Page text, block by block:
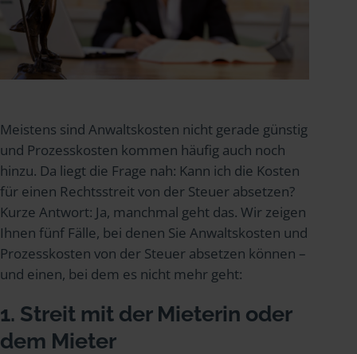
Meistens sind Anwaltskosten nicht gerade günstig
und Prozesskosten kommen häufig auch noch
hinzu. Da liegt die Frage nah: Kann ich die Kosten
für einen Rechtsstreit von der Steuer absetzen?
Kurze Antwort: Ja, manchmal geht das. Wir zeigen
Ihnen fünf Fälle, bei denen Sie Anwaltskosten und
Prozesskosten von der Steuer absetzen können –
und einen, bei dem es nicht mehr geht:
1. Streit mit der Mieterin oder
dem Mieter